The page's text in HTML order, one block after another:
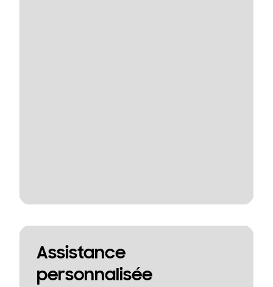
Assistance
personnalisée